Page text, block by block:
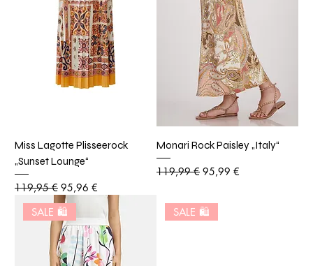
Miss Lagotte Plisseerock
„Sunset Lounge“
Standardpreis
119,95 € Sale-Preis
95,96 €
Monari Rock Paisley „Italy“
Standardpreis
119,99 € Sale-Preis
95,99 €
SALE 🛍️ SALE 🛍️